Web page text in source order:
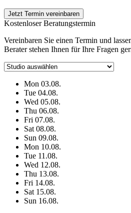
Jetzt Termin vereinbaren
Kostenloser Beratungstermin
Vereinbaren Sie einen Termin und
Berater stehen Ihnen für Ihre Fragen
Mon 03.08.
Tue 04.08.
Wed 05.08.
Thu 06.08.
Fri 07.08.
Sat 08.08.
Sun 09.08.
Mon 10.08.
Tue 11.08.
Wed 12.08.
Thu 13.08.
Fri 14.08.
Sat 15.08.
Sun 16.08.